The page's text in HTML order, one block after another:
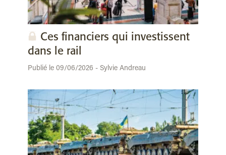
Ces financiers qui investissent
dans le rail
Publié le 09/06/2026 - Sylvie Andreau